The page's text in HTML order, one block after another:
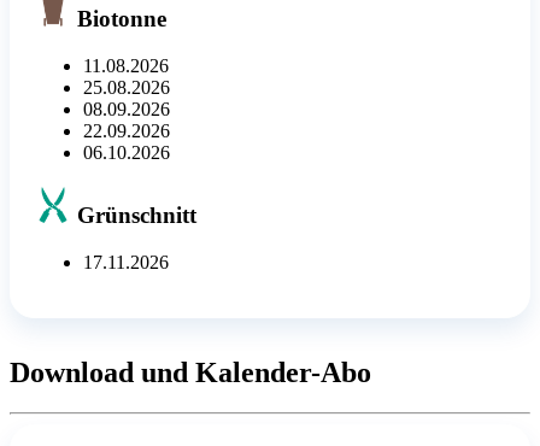
Biotonne
11.08.2026
25.08.2026
08.09.2026
22.09.2026
06.10.2026
Grünschnitt
17.11.2026
Download und Kalender-Abo